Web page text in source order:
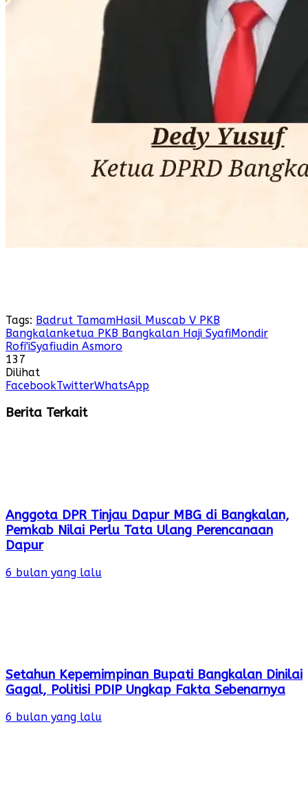
Tags: Badrut TamamHasil Muscab V PKB
Bangkalanketua PKB Bangkalan Haji SyafiMondir
Rofi'iSyafiudin Asmoro
137
Dilihat
FacebookTwitterWhatsApp
Berita Terkait
Anggota DPR Tinjau Dapur MBG di Bangkalan,
Pemkab Nilai Perlu Tata Ulang Perencanaan
Dapur
6 bulan yang lalu
Setahun Kepemimpinan Bupati Bangkalan Dinilai
Gagal, Politisi PDIP Ungkap Fakta Sebenarnya
6 bulan yang lalu